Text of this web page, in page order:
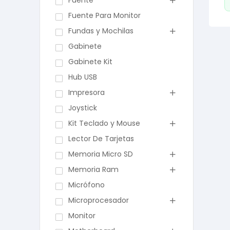
Fuente Para Monitor
Fundas y Mochilas
Gabinete
Gabinete Kit
Hub USB
Impresora
Joystick
Kit Teclado y Mouse
Lector De Tarjetas
Memoria Micro SD
Memoria Ram
Micrófono
Microprocesador
Monitor